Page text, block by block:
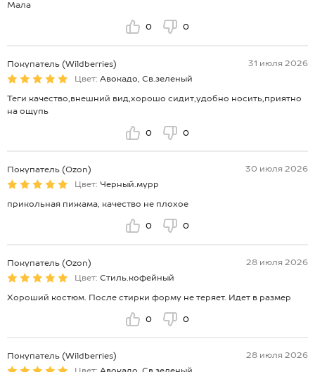
Мала
0 0
Покупатель (Wildberries)
31 июля 2026
Цвет: Авокадо, Св.зеленый
Теги качество,внешний вид,хорошо сидит,удобно носить,приятно
на ощупь
0 0
Покупатель (Ozon)
30 июля 2026
Цвет: Черный.мурр
прикольная пижама, качество не плохое
0 0
Покупатель (Ozon)
28 июля 2026
Цвет: Стиль.кофейный
Хороший костюм. После стирки форму не теряет. Идет в размер
0 0
Покупатель (Wildberries)
28 июля 2026